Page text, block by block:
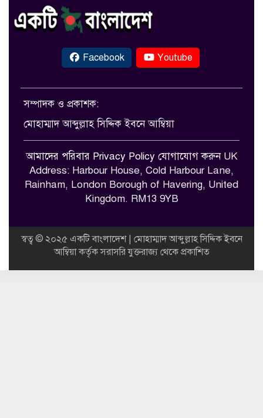
Facebook Youtube
সম্পাদক ও প্রকাশক:
মোহাম্মাদ আব্দুল্লাহ সিদ্দিক ইবনে আম্বিয়া
আমাদের পরিবার Privacy Policy যোগাযোগ করুনUK
Address: Harbour House, Cold Harbour Lane,
Rainham, London Borough of Havering, United
Kingdom. RM13 9YB
স্বত্ব © ২০২৫ একটি বাংলাদেশ | মোহাম্মাদ আব্দুল্লাহ সিদ্দিক ইবনে
আম্বিয়া কর্তৃক সরাসরি যুক্তরাজ্য থেকে প্রকাশিত